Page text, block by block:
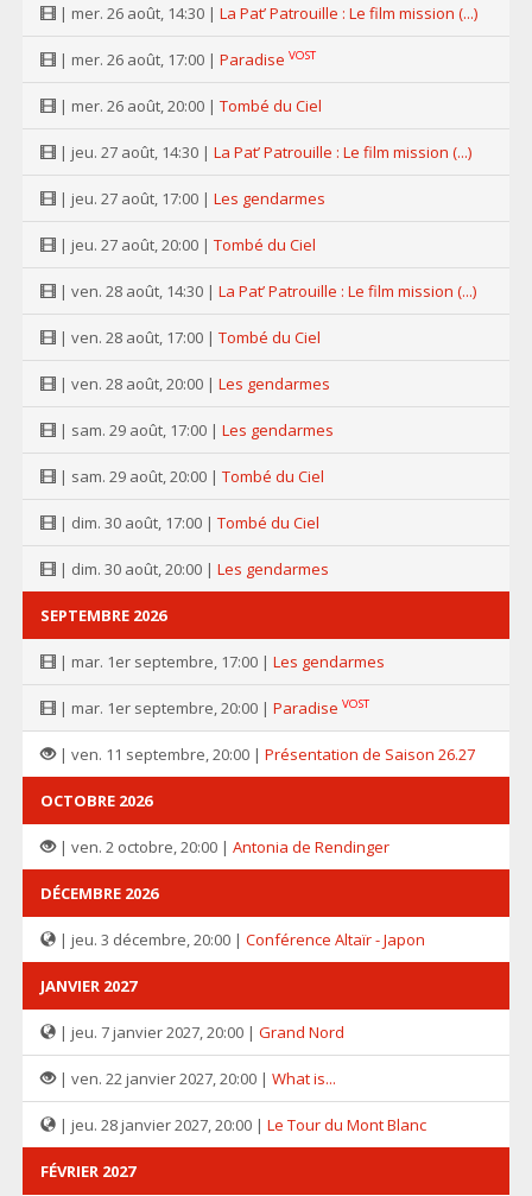
| mer. 26 août, 14:30 | La Pat’ Patrouille : Le film mission (...)
| mer. 26 août, 17:00 | Paradise VOST
| mer. 26 août, 20:00 | Tombé du Ciel
| jeu. 27 août, 14:30 | La Pat’ Patrouille : Le film mission (...)
| jeu. 27 août, 17:00 | Les gendarmes
| jeu. 27 août, 20:00 | Tombé du Ciel
| ven. 28 août, 14:30 | La Pat’ Patrouille : Le film mission (...)
| ven. 28 août, 17:00 | Tombé du Ciel
| ven. 28 août, 20:00 | Les gendarmes
| sam. 29 août, 17:00 | Les gendarmes
| sam. 29 août, 20:00 | Tombé du Ciel
| dim. 30 août, 17:00 | Tombé du Ciel
| dim. 30 août, 20:00 | Les gendarmes
SEPTEMBRE 2026
| mar. 1er septembre, 17:00 | Les gendarmes
| mar. 1er septembre, 20:00 | Paradise VOST
| ven. 11 septembre, 20:00 | Présentation de Saison 26.27
OCTOBRE 2026
| ven. 2 octobre, 20:00 | Antonia de Rendinger
DÉCEMBRE 2026
| jeu. 3 décembre, 20:00 | Conférence Altaïr - Japon
JANVIER 2027
| jeu. 7 janvier 2027, 20:00 | Grand Nord
| ven. 22 janvier 2027, 20:00 | What is...
| jeu. 28 janvier 2027, 20:00 | Le Tour du Mont Blanc
FÉVRIER 2027